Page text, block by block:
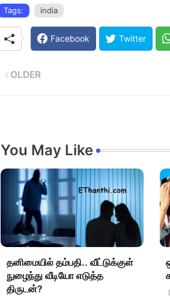
Tags: india
Facebook Twitter
OLDER
You May Like
தனிமையில் தம்பதி.. வீட்டுக்குள்
நுழைந்து வீடியோ எடுத்த
திருடன்?